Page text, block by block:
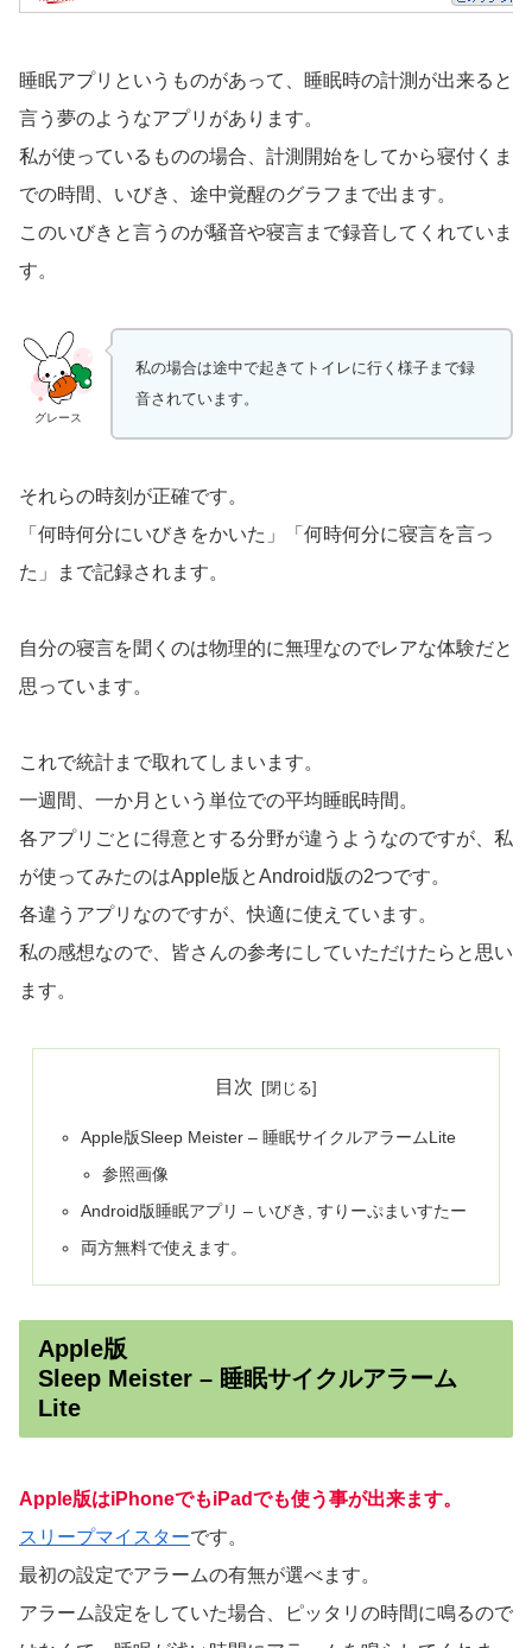
睡眠アプリというものがあって、睡眠時の計測が出来ると
言う夢のようなアプリがあります。
私が使っているものの場合、計測開始をしてから寝付くま
での時間、いびき、途中覚醒のグラフまで出ます。
このいびきと言うのが騒音や寝言まで録音してくれていま
す。
グレース
私の場合は途中で起きてトイレに行く様子まで録
音されています。
それらの時刻が正確です。
「何時何分にいびきをかいた」「何時何分に寝言を言っ
た」まで記録されます。
自分の寝言を聞くのは物理的に無理なのでレアな体験だと
思っています。
これで統計まで取れてしまいます。
一週間、一か月という単位での平均睡眠時間。
各アプリごとに得意とする分野が違うようなのですが、私
が使ってみたのはApple版とAndroid版の2つです。
各違うアプリなのですが、快適に使えています。
私の感想なので、皆さんの参考にしていただけたらと思い
ます。
目次
Apple版Sleep Meister – 睡眠サイクルアラームLite
参照画像
Android版睡眠アプリ – いびき, すりーぷまいすたー
両方無料で使えます。
Apple版
Sleep Meister – 睡眠サイクルアラーム
Lite
Apple版はiPhoneでもiPadでも使う事が出来ます。
スリープマイスターです。
最初の設定でアラームの有無が選べます。
アラーム設定をしていた場合、ピッタリの時間に鳴るので